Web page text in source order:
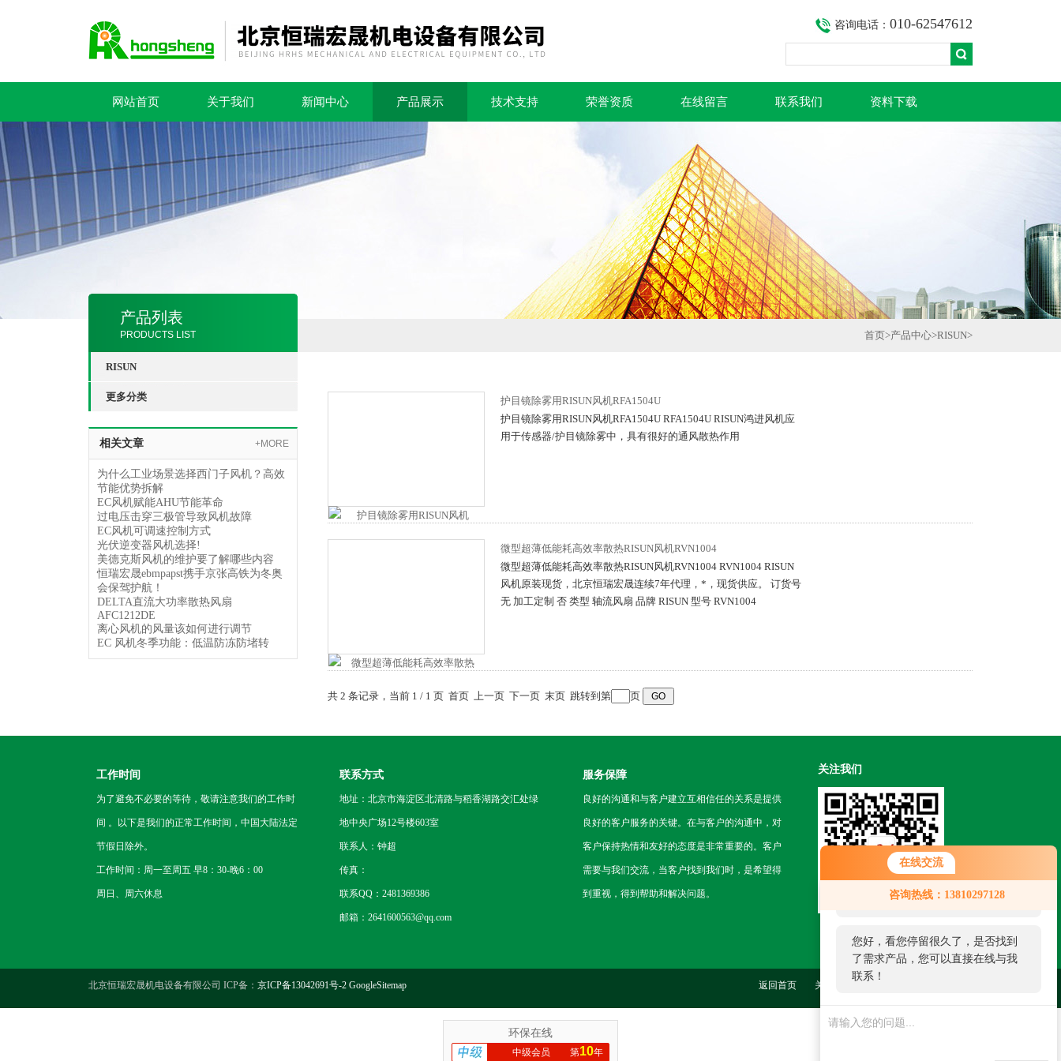
在线交流
咨询热线：13810297128
您好！欢迎前来咨询，很高兴为您
服务，请问您要咨询什么问题呢？
您好，看您停留很久了，是否找到
了需求产品，您可以直接在线与我
联系！
咨询电话： 010-62547612
网站首页 关于我们 新闻中心 产品展示 技术支持 荣誉资质 在线留言 联系我们 资料下载
产品列表
PRODUCTS LIST
RISUN
更多分类
相关文章 +MORE
为什么工业场景选择西门子风机？高效
节能优势拆解
EC风机赋能AHU节能革命
过电压击穿三极管导致风机故障
EC风机可调速控制方式
光伏逆变器风机选择!
美德克斯风机的维护要了解哪些内容
恒瑞宏晟ebmpapst携手京张高铁为冬奥
会保驾护航！
DELTA直流大功率散热风扇
AFC1212DE
离心风机的风量该如何进行调节
EC 风机冬季功能：低温防冻防堵转
首页>产品中心>RISUN>
护目镜除雾用RISUN风机RFA1504U
护目镜除雾用RISUN风机RFA1504U RFA1504U RISUN鸿进风机应
用于传感器/护目镜除雾中，具有很好的通风散热作用
微型超薄低能耗高效率散热RISUN风机RVN1004
微型超薄低能耗高效率散热RISUN风机RVN1004 RVN1004 RISUN
风机原装现货，北京恒瑞宏晟连续7年代理，*，现货供应。 订货号
无 加工定制 否 类型 轴流风扇 品牌 RISUN 型号 RVN1004
共 2 条记录，当前 1 / 1 页 首页 上一页 下一页 末页 跳转到第 页
工作时间
为了避免不必要的等待，敬请注意我们的工作时
间 。以下是我们的正常工作时间，中国大陆法定
节假日除外。
工作时间：周一至周五 早8：30-晚6：00
周日、周六休息
联系方式
地址：北京市海淀区北清路与稻香湖路交汇处绿
地中央广场12号楼603室
联系人：钟超
传真：
联系QQ：2481369386
邮箱：2641600563@qq.com
服务保障
良好的沟通和与客户建立互相信任的关系是提供
良好的客户服务的关键。在与客户的沟通中，对
客户保持热情和友好的态度是非常重要的。客户
需要与我们交流，当客户找到我们时，是希望得
到重视，得到帮助和解决问题。
关注我们
北京恒瑞宏晟机电设备有限公司 ICP备： 京ICP备13042691号-2 GoogleSitemap 返回首页 关于我们
环保在线
中级会员 第10年